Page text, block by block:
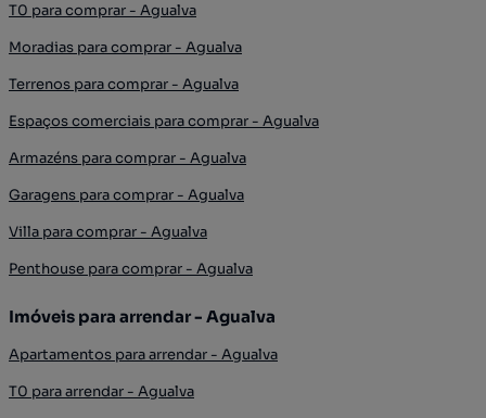
T0 para comprar - Agualva
Moradias para comprar - Agualva
Terrenos para comprar - Agualva
Espaços comerciais para comprar - Agualva
Armazéns para comprar - Agualva
Garagens para comprar - Agualva
Villa para comprar - Agualva
Penthouse para comprar - Agualva
Imóveis para arrendar - Agualva
Apartamentos para arrendar - Agualva
T0 para arrendar - Agualva